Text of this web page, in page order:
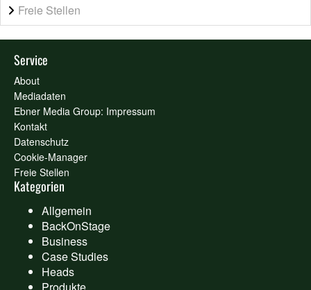
Freie Stellen
Service
About
Mediadaten
Ebner Media Group: Impressum
Kontakt
Datenschutz
Cookie-Manager
Freie Stellen
Kategorien
Allgemein
BackOnStage
Business
Case Studies
Heads
Produkte